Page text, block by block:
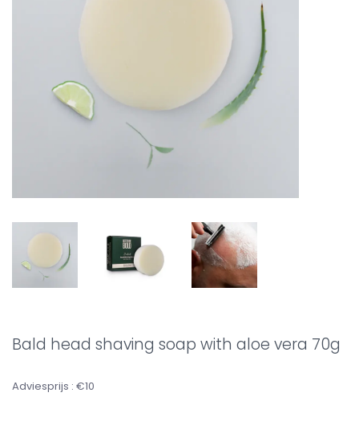
Bald head shaving soap with aloe vera 70g
Adviesprijs : €10